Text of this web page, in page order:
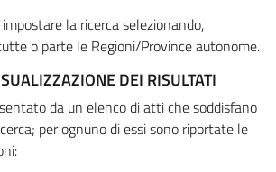
la ricerca selezionando,
o parte le Regioni/Province autonome.
DEI RISULTATI
da un elenco di atti che soddisfano
per ognuno di essi sono riportate le